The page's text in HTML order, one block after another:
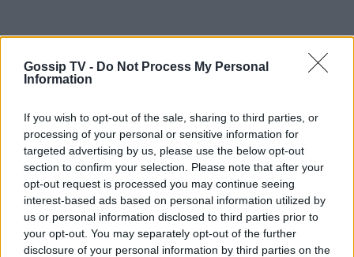
Gossip TV - Do Not Process My Personal
Information
If you wish to opt-out of the sale, sharing to third parties, or
processing of your personal or sensitive information for
targeted advertising by us, please use the below opt-out
section to confirm your selection. Please note that after your
opt-out request is processed you may continue seeing
interest-based ads based on personal information utilized by
us or personal information disclosed to third parties prior to
your opt-out. You may separately opt-out of the further
disclosure of your personal information by third parties on the
Η εξαιρετικά ταλαντούχαΜπέττυ Μαγγίραμας
της ικανότητες, ερμηνεύοντας ανάμεσα στα
χριστουγεννιάτικα τραγούδια και μια ερωτική
ξένη μπαλάντα.